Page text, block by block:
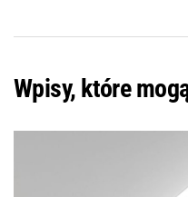
Wpisy, które